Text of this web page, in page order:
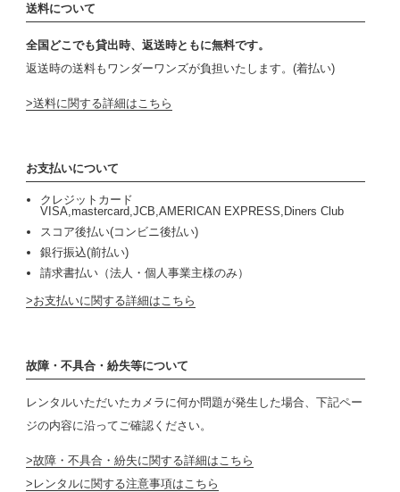
送料について
全国どこでも貸出時、返送時ともに無料です。
返送時の送料もワンダーワンズが負担いたします。(着払い)
送料に関する詳細はこちら
お支払いについて
クレジットカード
VISA,mastercard,JCB,AMERICAN EXPRESS,Diners Club
スコア後払い(コンビニ後払い)
銀行振込(前払い)
請求書払い（法人・個人事業主様のみ）
お支払いに関する詳細はこちら
故障・不具合・紛失等について
レンタルいただいたカメラに何か問題が発生した場合、下記ペー
ジの内容に沿ってご確認ください。
故障・不具合・紛失に関する詳細はこちら
レンタルに関する注意事項はこちら